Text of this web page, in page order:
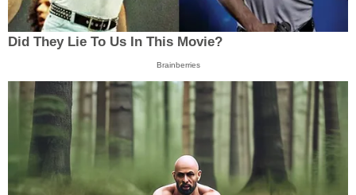
Did They Lie To Us In This Movie?
Brainberries